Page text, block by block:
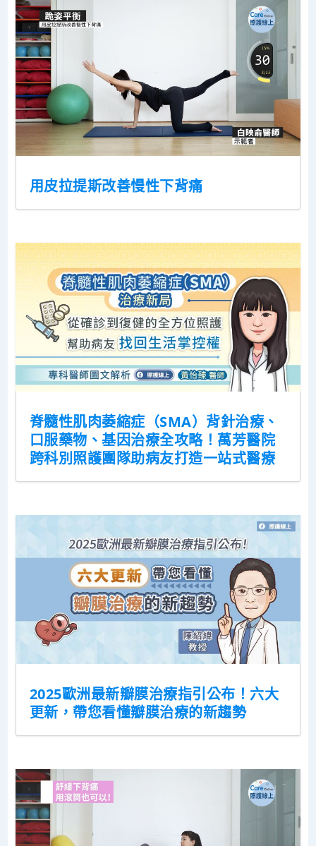
用皮拉提斯改善慢性下背痛
脊髓性肌肉萎縮症（SMA）背針治療、
口服藥物、基因治療全攻略！萬芳醫院
跨科別照護團隊助病友打造一站式醫療
2025歐洲最新瓣膜治療指引公布！六大
更新，帶您看懂瓣膜治療的新趨勢